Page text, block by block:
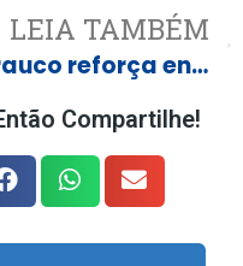
LEIA TAMBÉM
Arauco reforça enfrentamento à exploração sexual infantil com ações do Maio Laranja
Compartilhe!